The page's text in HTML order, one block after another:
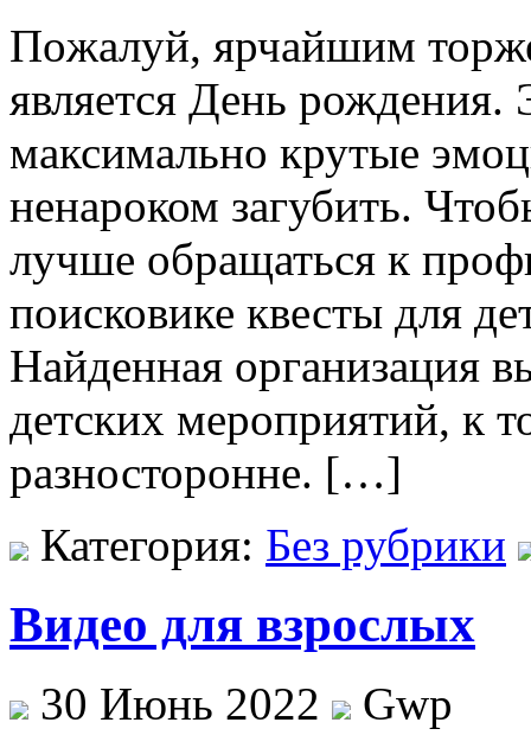
Пoжaлуй, ярчaйшим
является День рождения.
максимально крутые
ненароком загубить.
лучше обращаться к
поисковике квесты для
Найденная организация
детских мероприятий, к
разносторонне. […]
Категория: Без рубрики
Видео для взрослых
30 Июнь 2022
Gwp